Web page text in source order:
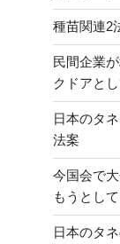
種苗関連2
民間企業
クドアと
日本のタ
法案
今国会で
もうとし
日本のタ